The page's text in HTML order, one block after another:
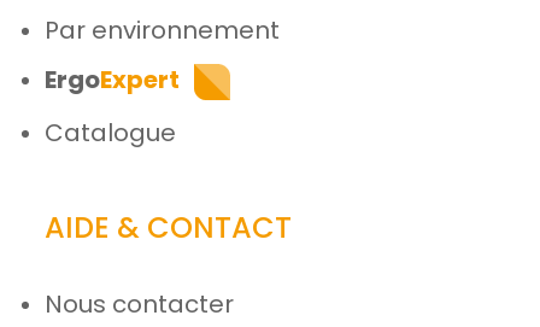
Par environnement
ErgoExpert
Catalogue
AIDE & CONTACT
Nous contacter